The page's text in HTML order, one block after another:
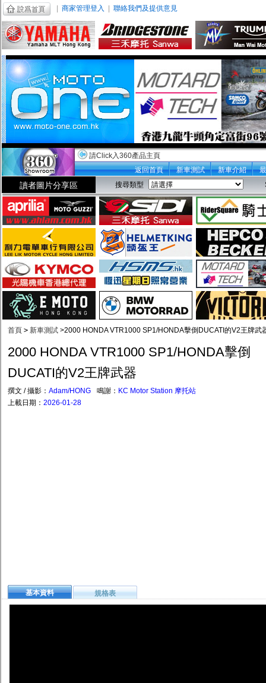
商家管理登入 聯絡我們及提供意見
請Click入360產品主頁
返回首頁
新車測試 新車介紹
讀者圖片分享區 搜尋類型
首頁 > 新車測試 >2000 HONDA VTR1000 SP1/HONDA擊倒DUCATI的V2王牌武
2000 HONDA VTR1000 SP1/HONDA擊倒
DUCATI的V2王牌武器
撰文 / 攝影： Adam/HONG 鳴謝： KC Motor Station 摩托站
上載日期： 2026-01-28
基本資料 規格表